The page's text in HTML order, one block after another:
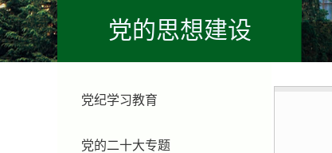
党的思想建设
党纪学习教育
党的二十大专题